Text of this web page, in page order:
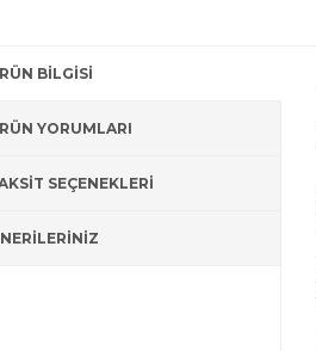
BİLGİSİ
YORUMLARI
SEÇENEKLERİ